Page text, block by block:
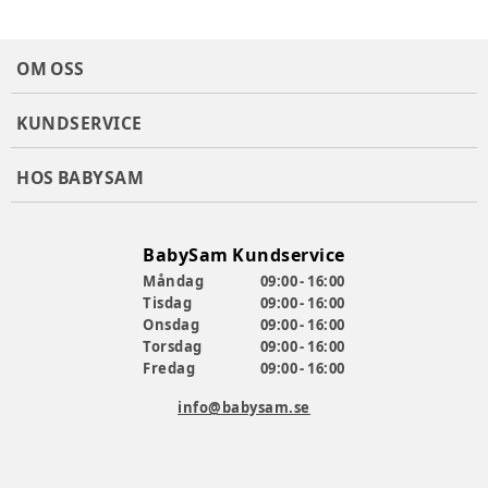
OM OSS
KUNDSERVICE
HOS BABYSAM
BabySam Kundservice
Måndag
09:00 - 16:00
Tisdag
09:00 - 16:00
Onsdag
09:00 - 16:00
Torsdag
09:00 - 16:00
Fredag
09:00 - 16:00
info@babysam.se